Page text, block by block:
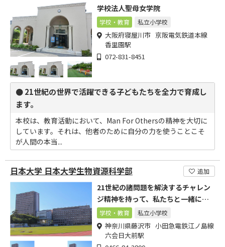
学校法人聖母女学院
学校・教育 私立小学校
大阪府寝屋川市 京阪電気鉄道本線
香里園駅
072-831-8451
● 21世紀の世界で活躍できる子どもたちを全力で育成し
ます。
本校は、教育活動において、Man For Othersの精神を大切に
しています。それは、他者のために自分の力を使うことこそ
が人間の本当...
日本大学 日本大学生物資源科学部 追加
21世紀の諸問題を解決するチャレン
ジ精神を持って、私たちと一緒に学
びましょう。
学校・教育 私立小学校
神奈川県藤沢市 小田急電鉄江ノ島線
六会日大前駅